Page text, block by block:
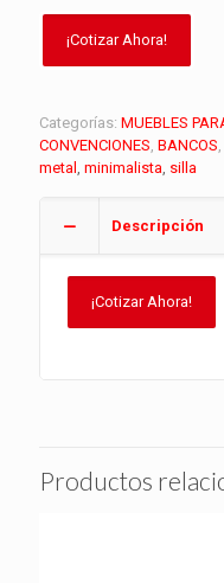
Categorías: MUEBLES
CONVENCIONES, BANCOS,
metal , minimalista, silla
Descripción
¡Cotizar Ahora!
Productos